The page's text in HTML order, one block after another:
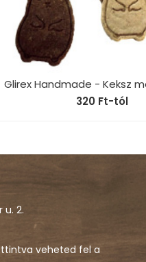
Glirex Handmade - Keksz
320 Ft-tól
u. 2.
veheted fel a